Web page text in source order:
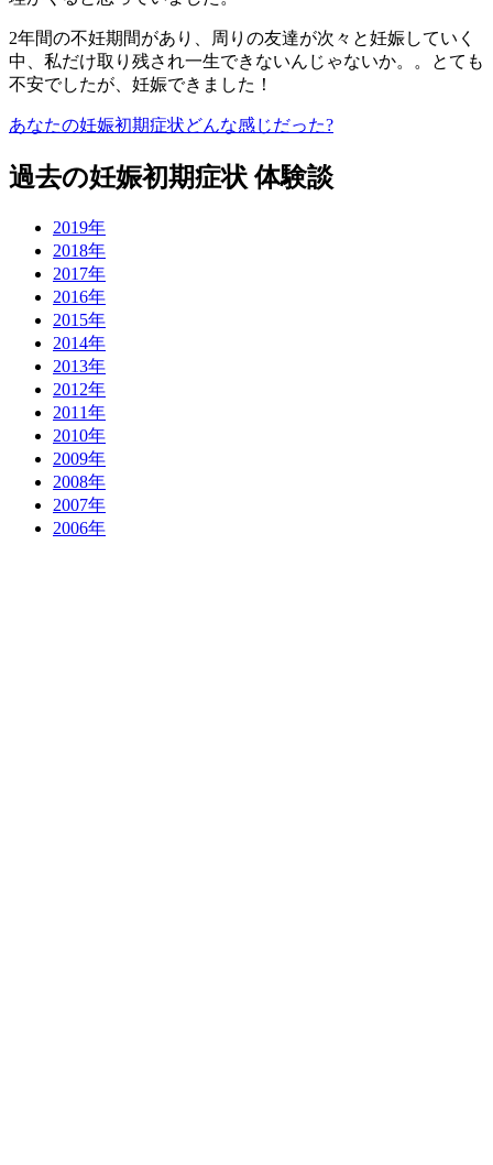
2年間の不妊期間があり、周りの友達が次々と妊娠していく
中、私だけ取り残され一生できないんじゃないか。。とても
不安でしたが、妊娠できました！
あなたの妊娠初期症状どんな感じだった?
過去の妊娠初期症状 体験談
2019年
2018年
2017年
2016年
2015年
2014年
2013年
2012年
2011年
2010年
2009年
2008年
2007年
2006年